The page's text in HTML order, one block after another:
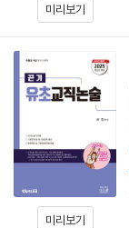
미리보기
미리보기